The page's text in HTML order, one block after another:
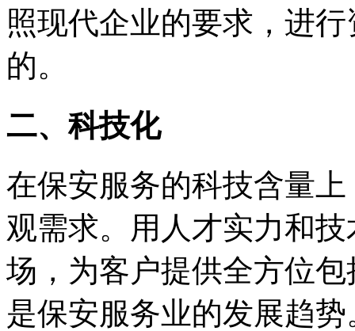
照现代企业的要求，进
的。
二、科技化
在保安服务的科技含量
观需求。用人才实力和
场，为客户提供全方位
是保安服务业的发展趋